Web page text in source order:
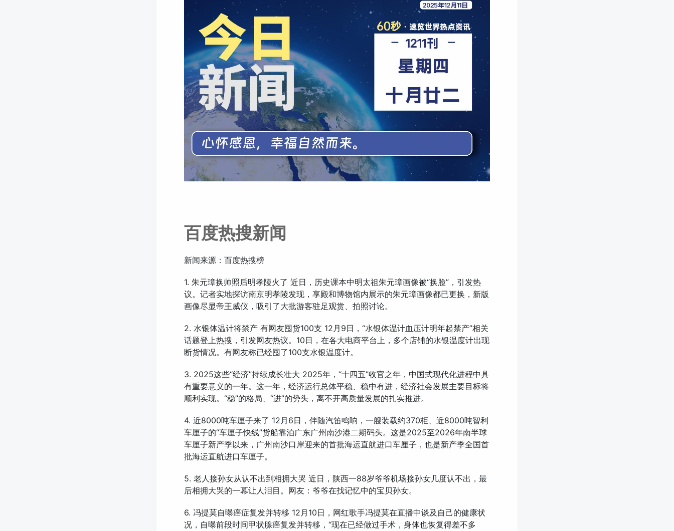
百度热搜新闻
新闻来源：百度热搜榜
1. 朱元璋换帅照后明孝陵火了 近日，历史课本中明太祖朱元璋画像被“换脸”，引发热
议。记者实地探访南京明孝陵发现，享殿和博物馆内展示的朱元璋画像都已更换，新版
画像尽显帝王威仪，吸引了大批游客驻足观赏、拍照讨论。
2. 水银体温计将禁产 有网友囤货100支 12月9日，“水银体温计血压计明年起禁产”相关
话题登上热搜，引发网友热议。10日，在各大电商平台上，多个店铺的水银温度计出现
断货情况。有网友称已经囤了100支水银温度计。
3. 2025这些“经济”持续成长壮大 2025年，“十四五”收官之年，中国式现代化进程中具
有重要意义的一年。这一年，经济运行总体平稳、稳中有进，经济社会发展主要目标将
顺利实现。“稳”的格局、“进”的势头，离不开高质量发展的扎实推进。
4. 近8000吨车厘子来了 12月6日，伴随汽笛鸣响，一艘装载约370柜、近8000吨智利
车厘子的“车厘子快线”货船靠泊广东广州南沙港二期码头。这是2025至2026年南半球
车厘子新产季以来，广州南沙口岸迎来的首批海运直航进口车厘子，也是新产季全国首
批海运直航进口车厘子。
5. 老人接孙女从认不出到相拥大哭 近日，陕西一88岁爷爷机场接孙女几度认不出，最
后相拥大哭的一幕让人泪目。网友：爷爷在找记忆中的宝贝孙女。
6. 冯提莫自曝癌症复发并转移 12月10日，网红歌手冯提莫在直播中谈及自己的健康状
况，自曝前段时间甲状腺癌复发并转移，“现在已经做过手术，身体也恢复得差不多